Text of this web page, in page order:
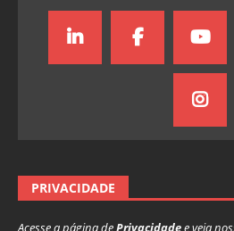
PRIVACIDADE
Acesse a página dePrivacidadee veja